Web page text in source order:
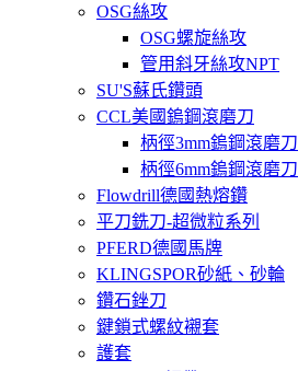
OSG絲攻
OSG螺旋絲攻
管用斜牙絲攻NPT
SU'S蘇氏鑽頭
CCL美國鎢鋼滾磨刀
柄徑3mm鎢鋼滾磨刀
柄徑6mm鎢鋼滾磨刀
Flowdrill德國熱熔鑽
平刀銑刀-超微粒系列
PFERD德國馬牌
KLINGSPOR砂紙、砂輪
鑽石銼刀
鍵鎖式螺紋襯套
護套